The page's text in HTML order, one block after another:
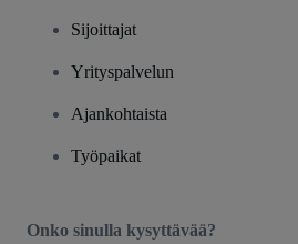
Sijoittajat
Yrityspalvelun
Ajankohtaista
Työpaikat
Onko sinulla kysyttävää?